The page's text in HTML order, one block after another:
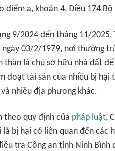
a, khoản 4, Điều 174 Bộ
9/2024 đến tháng 11/2025,
ngày 03/2/1979, nơi thường
là chủ sở hữu nhà đất
đoạt tài sản của nhiều bị hại
nhiều địa phương khác.
theo quy định của pháp luật,
bị hại có liên quan đến các
tra Công an tỉnh Ninh